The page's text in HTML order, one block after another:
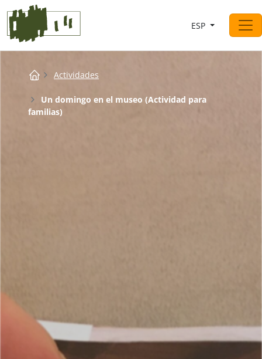
Saltar al contingut
Navegación principal
ESP
Breadcrumb
Actividades
Un domingo en el museo (Actividad para
familias)